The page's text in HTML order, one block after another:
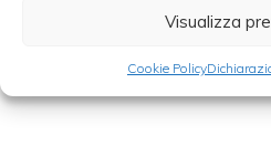
Visualizza
Cookie Policy
Foto Thinkstock